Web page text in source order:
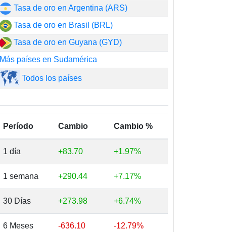
Tasa de oro en Argentina (ARS)
Tasa de oro en Brasil (BRL)
Tasa de oro en Guyana (GYD)
Más países en Sudamérica
Todos los países
Período Cambio Cambio %
1 día +83.70 +1.97%
1 semana +290.44 +7.17%
30 Días +273.98 +6.74%
6 Meses -636.10 -12.79%